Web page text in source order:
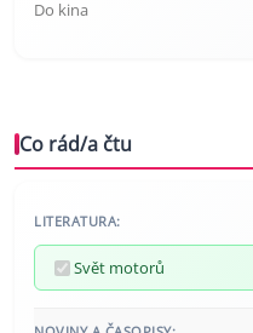
Do kina
Co rád/a čtu
LITERATURA:
Svět motorů